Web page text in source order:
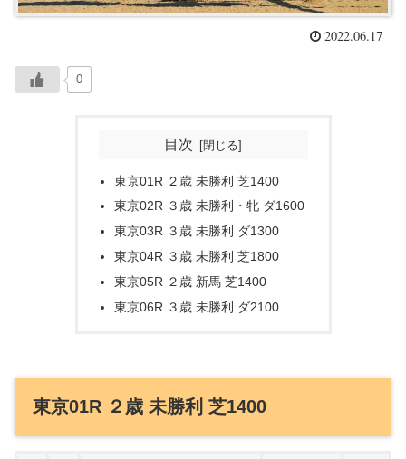
2022.06.17
0
目次
東京01R ２歳 未勝利 芝1400
東京02R ３歳 未勝利・牝 ダ1600
東京03R ３歳 未勝利 ダ1300
東京04R ３歳 未勝利 芝1800
東京05R ２歳 新馬 芝1400
東京06R ３歳 未勝利 ダ2100
東京01R ２歳 未勝利 芝1400